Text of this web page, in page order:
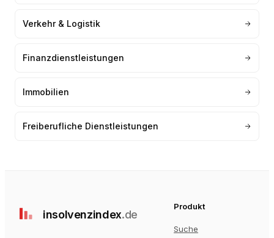
Verkehr & Logistik
Finanzdienstleistungen
Immobilien
Freiberufliche Dienstleistungen
insolvenzindex.de
Produkt
Suche